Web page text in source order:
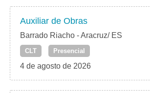
Auxiliar de Obras
Barrado Riacho - Aracruz/ ES
CLT Presencial
4 de agosto de 2026